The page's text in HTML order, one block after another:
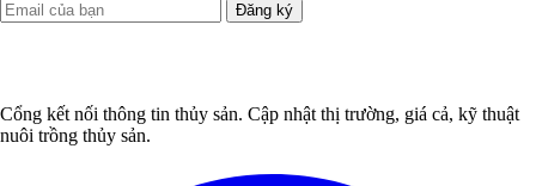
Đăng ký
Cổng kết nối thông tin thủy sản. Cập nhật thị trường, giá cả, kỹ thuật
nuôi trồng thủy sản.